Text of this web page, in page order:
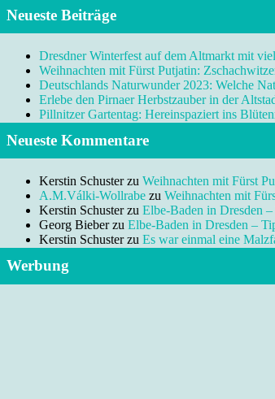
Neueste Beiträge
Dresdner Winterfest auf dem Altmarkt mit
Weihnachten mit Fürst Putjatin:
Deutschlands Naturwunder 2023: Welche
Erlebe den Pirnaer Herbstzauber in der
Pillnitzer Gartentag: Hereinspaziert ins
Neueste Kommentare
Kerstin Schusterzu Weihnachten mit Fürst
A.M.Válki-Wollrabe zu Weihnachten mit
Kerstin Schusterzu Elbe-Baden in Dresden
Georg Bieberzu Elbe-Baden in Dresden –
Kerstin Schusterzu Es war einmal eine
Werbung